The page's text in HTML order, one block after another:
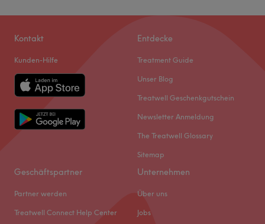
Kontakt
Kunden-Hilfe
Entdecke
Treatment Guide
Unser Blog
Treatwell Geschenkgutschein
Newsletter Anmeldung
The Treatwell Glossary
Sitemap
Geschäftspartner
Partner werden
Treatwell Connect Help Center
Unternehmen
Über uns
Jobs